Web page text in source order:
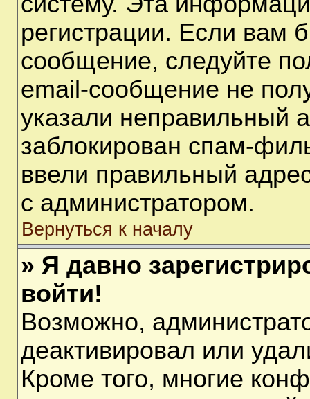
регистрации. Если вам
сообщение, следуйте
email-сообщение не
указали неправильный
заблокирован спам-
ввели правильный
с администратором.
Вернуться к началу
» Я давно
войти!
Возможно,
деактивировал или
Кроме того, многие